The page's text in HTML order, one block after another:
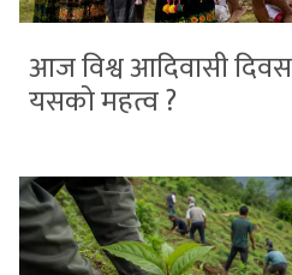
आज विश्व आदिवासी
यसको महत्व ?